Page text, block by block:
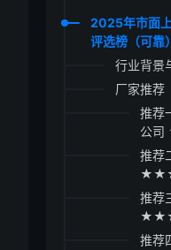
2025年市面
评选榜（可靠）
行业背景
厂家推荐
推荐
公
推荐
推荐
推荐